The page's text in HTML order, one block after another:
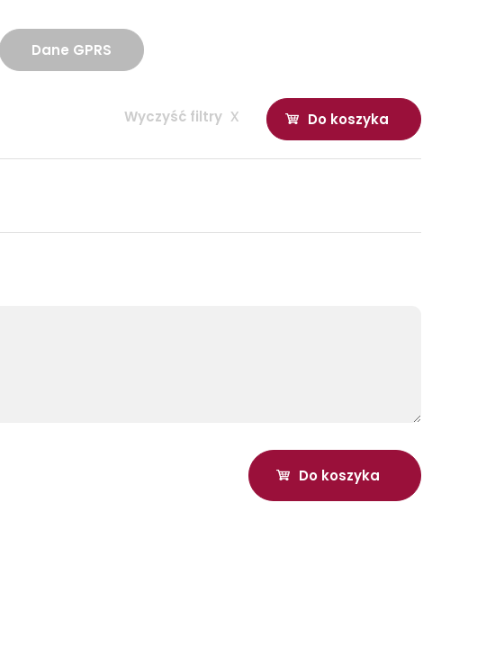
Dane GPRS
Do koszyka
Wyczyść filtry x